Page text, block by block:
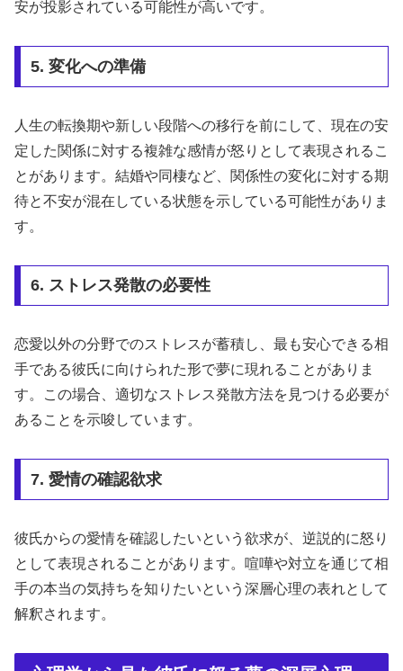
安が投影されている可能性が高いです。
5. 変化への準備
人生の転換期や新しい段階への移行を前にして、現在の安
定した関係に対する複雑な感情が怒りとして表現されるこ
とがあります。結婚や同棲など、関係性の変化に対する期
待と不安が混在している状態を示している可能性がありま
す。
6. ストレス発散の必要性
恋愛以外の分野でのストレスが蓄積し、最も安心できる相
手である彼氏に向けられた形で夢に現れることがありま
す。この場合、適切なストレス発散方法を見つける必要が
あることを示唆しています。
7. 愛情の確認欲求
彼氏からの愛情を確認したいという欲求が、逆説的に怒り
として表現されることがあります。喧嘩や対立を通じて相
手の本当の気持ちを知りたいという深層心理の表れとして
解釈されます。